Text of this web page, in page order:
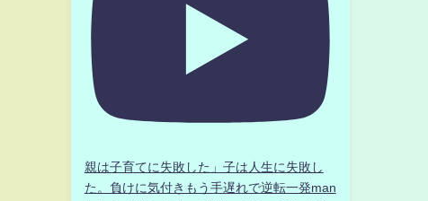
親は子育てに失敗した」子は人生に失敗し
た。負けに気付きもう手遅れで逆転一発man